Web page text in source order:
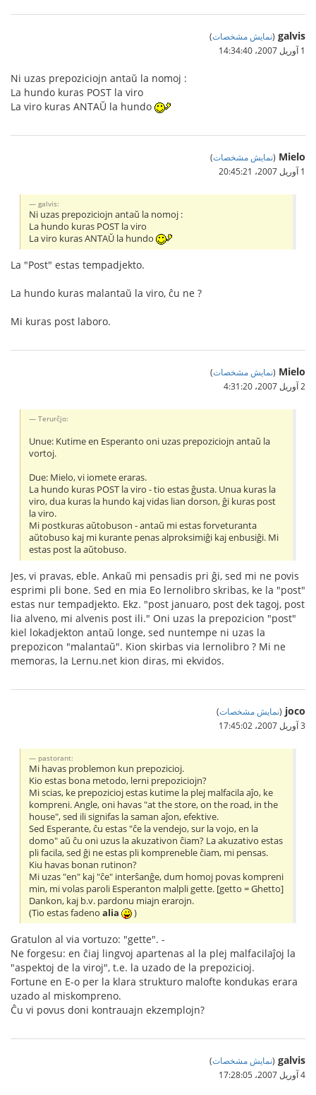
galvis
(نمایش مشخصات)
1 آوریل 2007،‏ 14:34:40
Ni uzas prepoziciojn antaŭ la nomoj :
La hundo kuras POST la viro
La viro kuras ANTAŬ la hundo
Mielo
(نمایش مشخصات)
1 آوریل 2007،‏ 20:45:21
galvis:
Ni uzas prepoziciojn antaŭ la nomoj :
La hundo kuras POST la viro
La viro kuras ANTAŬ la hundo
La "Post" estas tempadjekto.
La hundo kuras malantaŭ la viro, ĉu ne ?
Mi kuras post laboro.
Mielo
(نمایش مشخصات)
2 آوریل 2007،‏ 4:31:20
Terurĉjo:
Unue: Kutime en Esperanto oni uzas prepoziciojn antaŭ la
vortoj.
Due: Mielo, vi iomete eraras.
La hundo kuras POST la viro - tio estas ĝusta. Unua kuras la
viro, dua kuras la hundo kaj vidas lian dorson, ĝi kuras post
la viro.
Mi postkuras aŭtobuson - antaŭ mi estas forveturanta
aŭtobuso kaj mi kurante penas alproksimiĝi kaj enbusiĝi. Mi
estas post la aŭtobuso.
Jes, vi pravas, eble. Ankaŭ mi pensadis pri ĝi, sed mi ne povis
esprimi pli bone. Sed en mia Eo lernolibro skribas, ke la "post"
estas nur tempadjekto. Ekz. "post januaro, post dek tagoj, post
lia alveno, mi alvenis post ili." Oni uzas la prepozicion "post"
kiel lokadjekton antaŭ longe, sed nuntempe ni uzas la
prepozicon "malantaŭ". Kion skirbas via lernolibro ? Mi ne
memoras, la Lernu.net kion diras, mi ekvidos.
joco
(نمایش مشخصات)
3 آوریل 2007،‏ 17:45:02
pastorant:
Mi havas problemon kun prepozicioj.
Kio estas bona metodo, lerni prepoziciojn?
Mi scias, ke prepozicioj estas kutime la plej malfacila aĵo, ke
kompreni. Angle, oni havas "at the store, on the road, in the
house", sed ili signifas la saman aĵon, efektive.
Sed Esperante, ĉu estas "ĉe la vendejo, sur la vojo, en la
domo" aŭ ĉu oni uzus la akuzativon ĉiam? La akuzativo estas
pli facila, sed ĝi ne estas pli kompreneble ĉiam, mi pensas.
Kiu havas bonan rutinon?
Mi uzas "en" kaj "ĉe" interŝanĝe, dum homoj povas kompreni
min, mi volas paroli Esperanton malpli gette. [getto = Ghetto]
Dankon, kaj b.v. pardonu miajn erarojn.
(Tio estas fadenoalia )
Gratulon al via vortuzo: "gette". -
Ne forgesu: en ĉiaj lingvoj apartenas al la plej malfacilaĵoj la
"aspektoj de la viroj", t.e. la uzado de la prepozicioj.
Fortune en E-o per la klara strukturo malofte kondukas erara
uzado al miskompreno.
Ĉu vi povus doni kontrauajn ekzemplojn?
galvis
(نمایش مشخصات)
4 آوریل 2007،‏ 17:28:05